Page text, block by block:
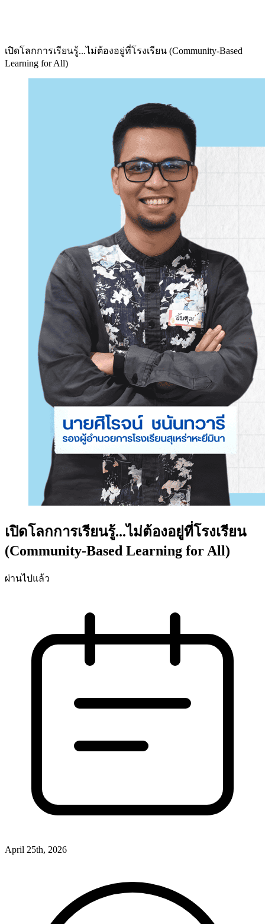
เปิดโลกการเรียนรู้...ไม่ต้องอยู่ที่โรงเรียน (Community-Based
Learning for All)
เปิดโลกการเรียนรู้...ไม่ต้องอยู่ที่โรงเรียน
(Community-Based Learning for All)
ผ่านไปแล้ว
April 25th, 2026